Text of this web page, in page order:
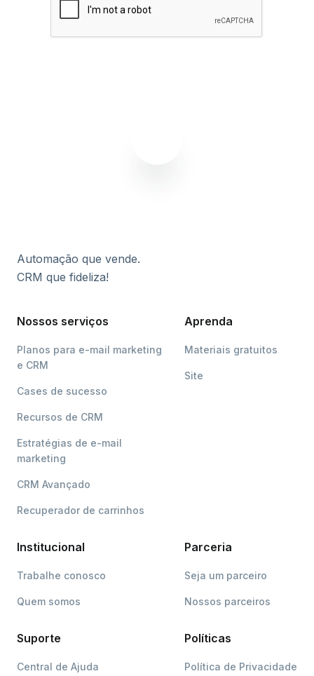
Automação que vende.
CRM que fideliza!
Nossos serviços
Planos para e-mail marketing
e CRM
Cases de sucesso
Recursos de CRM
Estratégias de e-mail
marketing
CRM Avançado
Recuperador de carrinhos
Aprenda
Materiais gratuitos
Site
Institucional
Trabalhe conosco
Quem somos
Parceria
Seja um parceiro
Nossos parceiros
Suporte
Central de Ajuda
Políticas
Política de Privacidade